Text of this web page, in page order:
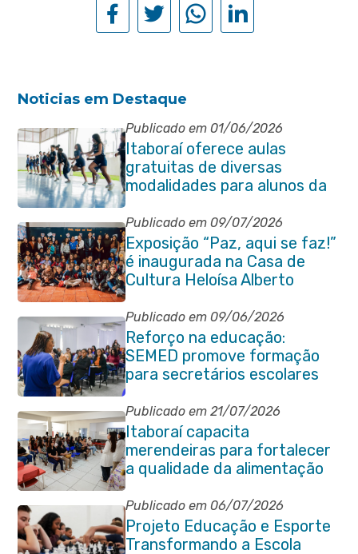
Noticias em Destaque
Publicado em 01/06/2026
Itaboraí oferece aulas
gratuitas de diversas
modalidades para alunos da
rede municipal de ensino
Publicado em 09/07/2026
Exposição “Paz, aqui se faz!”
é inaugurada na Casa de
Cultura Heloísa Alberto
Torres
Publicado em 09/06/2026
Reforço na educação:
SEMED promove formação
para secretários escolares
Publicado em 21/07/2026
Itaboraí capacita
merendeiras para fortalecer
a qualidade da alimentação
escolar na rede municipal
Publicado em 06/07/2026
Projeto Educação e Esporte
Transformando a Escola